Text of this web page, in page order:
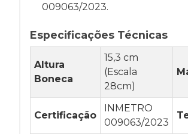
009063/2023.
Especificações Técnicas
Altura
Boneca
15,3 cm
(Escala
28cm)
Certificação
INMETRO
009063/2023